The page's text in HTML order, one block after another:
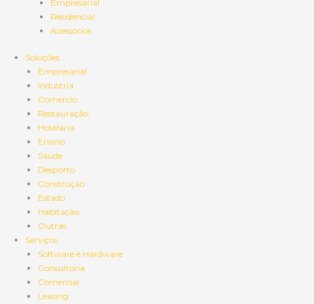
Empresarial
Residencial
Acessórios
Soluções
Empresarial
Industria
Comércio
Restauração
Hotelaria
Ensino
Saúde
Desporto
Construção
Estado
Habitação
Outras
Serviços
Software e Hardware
Consultoria
Comercial
Leasing